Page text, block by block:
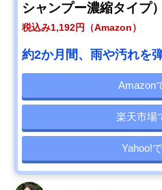
シャンプー濃縮タイプ
税込み1,192円（Amazon）
約2か月間、雨や汚れを
Amazon
楽天市場
Yahoo!